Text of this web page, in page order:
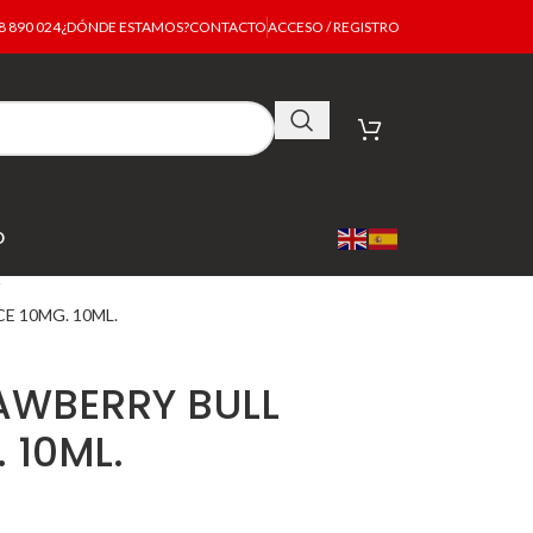
890 024¿DÓNDE ESTAMOS?CONTACTOACCESO / REGISTRO
10MG. 10ML.
BULL
10ML.